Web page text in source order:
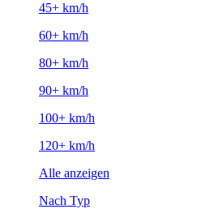
45+ km/h
60+ km/h
80+ km/h
90+ km/h
100+ km/h
120+ km/h
Alle anzeigen
Nach Typ